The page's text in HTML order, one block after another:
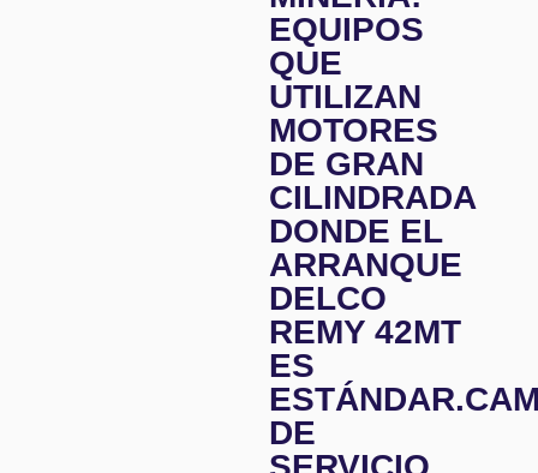
EQUIPOS
QUE
UTILIZAN
MOTORES
DE GRAN
CILINDRADA
DONDE EL
ARRANQUE
DELCO
REMY 42MT
ES
DE